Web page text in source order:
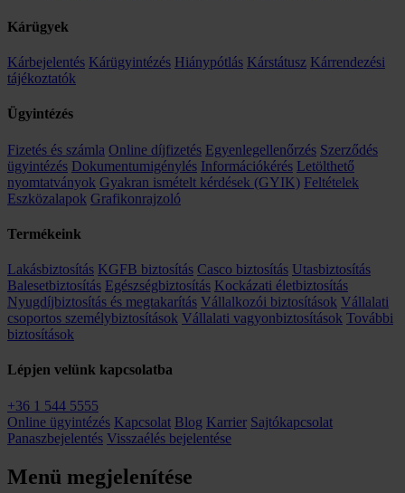
Kárügyek
Kárbejelentés Kárügyintézés Hiánypótlás Kárstátusz Kárrendezési
tájékoztatók
Ügyintézés
Fizetés és számla Online díjfizetés Egyenlegellenőrzés Szerződés
ügyintézés Dokumentumigénylés Információkérés Letölthető
nyomtatványok Gyakran ismételt kérdések (GYIK) Feltételek
Eszközalapok Grafikonrajzoló
Termékeink
Lakásbiztosítás KGFB biztosítás Casco biztosítás Utasbiztosítás
Balesetbiztosítás Egészségbiztosítás Kockázati életbiztosítás
Nyugdíjbiztosítás és megtakarítás Vállalkozói biztosítások Vállalati
csoportos személybiztosítások Vállalati vagyonbiztosítások További
biztosítások
Lépjen velünk kapcsolatba
+36 1 544 5555
Online ügyintézés Kapcsolat Blog Karrier Sajtókapcsolat
Panaszbejelentés Visszaélés bejelentése
Menü megjelenítése